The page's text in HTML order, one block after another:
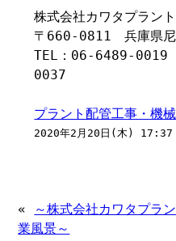
株式会社カワタプラン
〒660-0811 兵庫県
TEL：06-6489-
0037
プラント配管工事・機
2020年2月20日(木) 17:37
«
～株式会社カワタプラ
業風景～